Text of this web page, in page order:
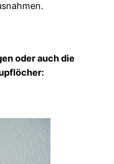
oder auch die